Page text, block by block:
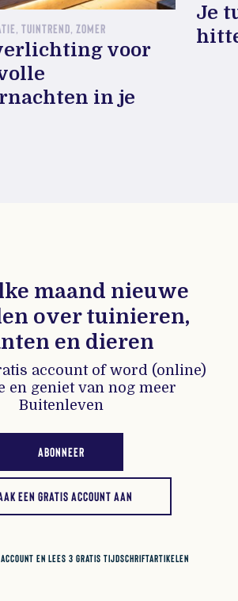
TUINTREND, ZOMER
voor
in je
Je
maand nieuwe
over tuinieren,
en dieren
account of word (online)
en geniet van nog meer
Buitenleven
ABONNEER
EEN GRATIS ACCOUNT AAN
EN LEES 3 GRATIS TIJDSCHRIFTARTIKELEN